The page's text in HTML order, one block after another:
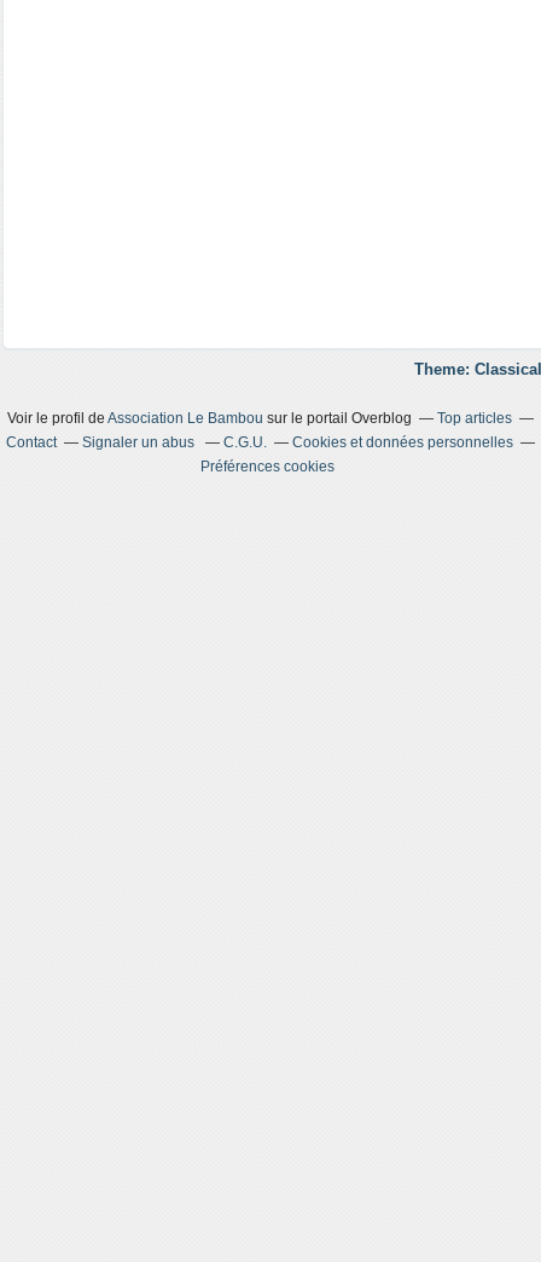
Theme:
Voir le profil de Association Le Bambou sur le portail Overblog
Top articles
Contact
Signaler un abus C.G.U.
Cookies et données personnelles
Préférences cookies